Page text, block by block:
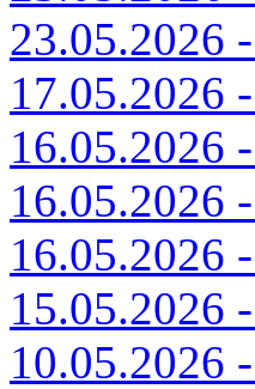
23.05.2026
17.05.2026
16.05.2026
16.05.2026
16.05.2026
15.05.2026
10.05.2026